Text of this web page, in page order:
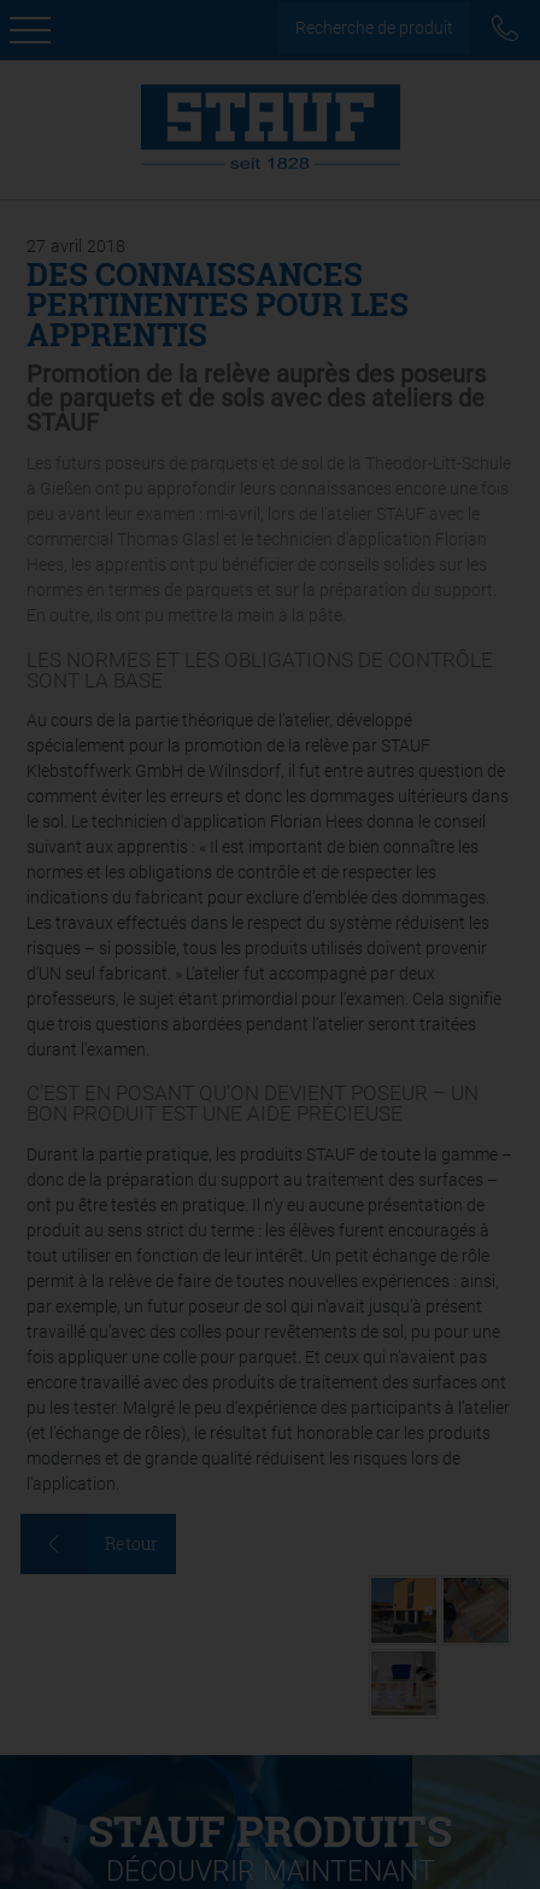
Recherche de produit
27 avril 2018
DES CONNAISSANCES
PERTINENTES POUR LES
APPRENTIS
Promotion de la relève auprès des poseurs
de parquets et de sols avec des ateliers de
STAUF
Les futurs poseurs de parquets et de sol de la Theodor-Litt-Schule
à Gießen ont pu approfondir leurs connaissances encore une fois
peu avant leur examen : mi-avril, lors de l’atelier STAUF avec le
commercial Thomas Glasl et le technicien d'application Florian
Hees, les apprentis ont pu bénéficier de conseils solides sur les
normes en termes de parquets et sur la préparation du support.
En outre, ils ont pu mettre la main à la pâte.
LES NORMES ET LES OBLIGATIONS DE CONTRÔLE
SONT LA BASE
Au cours de la partie théorique de l’atelier, développé
spécialement pour la promotion de la relève par STAUF
Klebstoffwerk GmbH de Wilnsdorf, il fut entre autres question de
comment éviter les erreurs et donc les dommages ultérieurs dans
le sol. Le technicien d'application Florian Hees donna le conseil
suivant aux apprentis : « Il est important de bien connaître les
normes et les obligations de contrôle et de respecter les
indications du fabricant pour exclure d’emblée des dommages.
Les travaux effectués dans le respect du système réduisent les
risques – si possible, tous les produits utilisés doivent provenir
d’UN seul fabricant. » L’atelier fut accompagné par deux
professeurs, le sujet étant primordial pour l’examen. Cela signifie
que trois questions abordées pendant l’atelier seront traitées
durant l’examen.
C’EST EN POSANT QU’ON DEVIENT POSEUR – UN
BON PRODUIT EST UNE AIDE PRÉCIEUSE
Durant la partie pratique, les produits STAUF de toute la gamme –
donc de la préparation du support au traitement des surfaces –
ont pu être testés en pratique. Il n’y eu aucune présentation de
produit au sens strict du terme : les élèves furent encouragés à
tout utiliser en fonction de leur intérêt. Un petit échange de rôle
permit à la relève de faire de toutes nouvelles expériences : ainsi,
par exemple, un futur poseur de sol qui n’avait jusqu’à présent
travaillé qu’avec des colles pour revêtements de sol, pu pour une
fois appliquer une colle pour parquet. Et ceux qui n’avaient pas
encore travaillé avec des produits de traitement des surfaces ont
pu les tester. Malgré le peu d’expérience des participants à l’atelier
(et l’échange de rôles), le résultat fut honorable car les produits
modernes et de grande qualité réduisent les risques lors de
l'application.
Retour
STAUF PRODUITS
DÉCOUVRIR MAINTENANT